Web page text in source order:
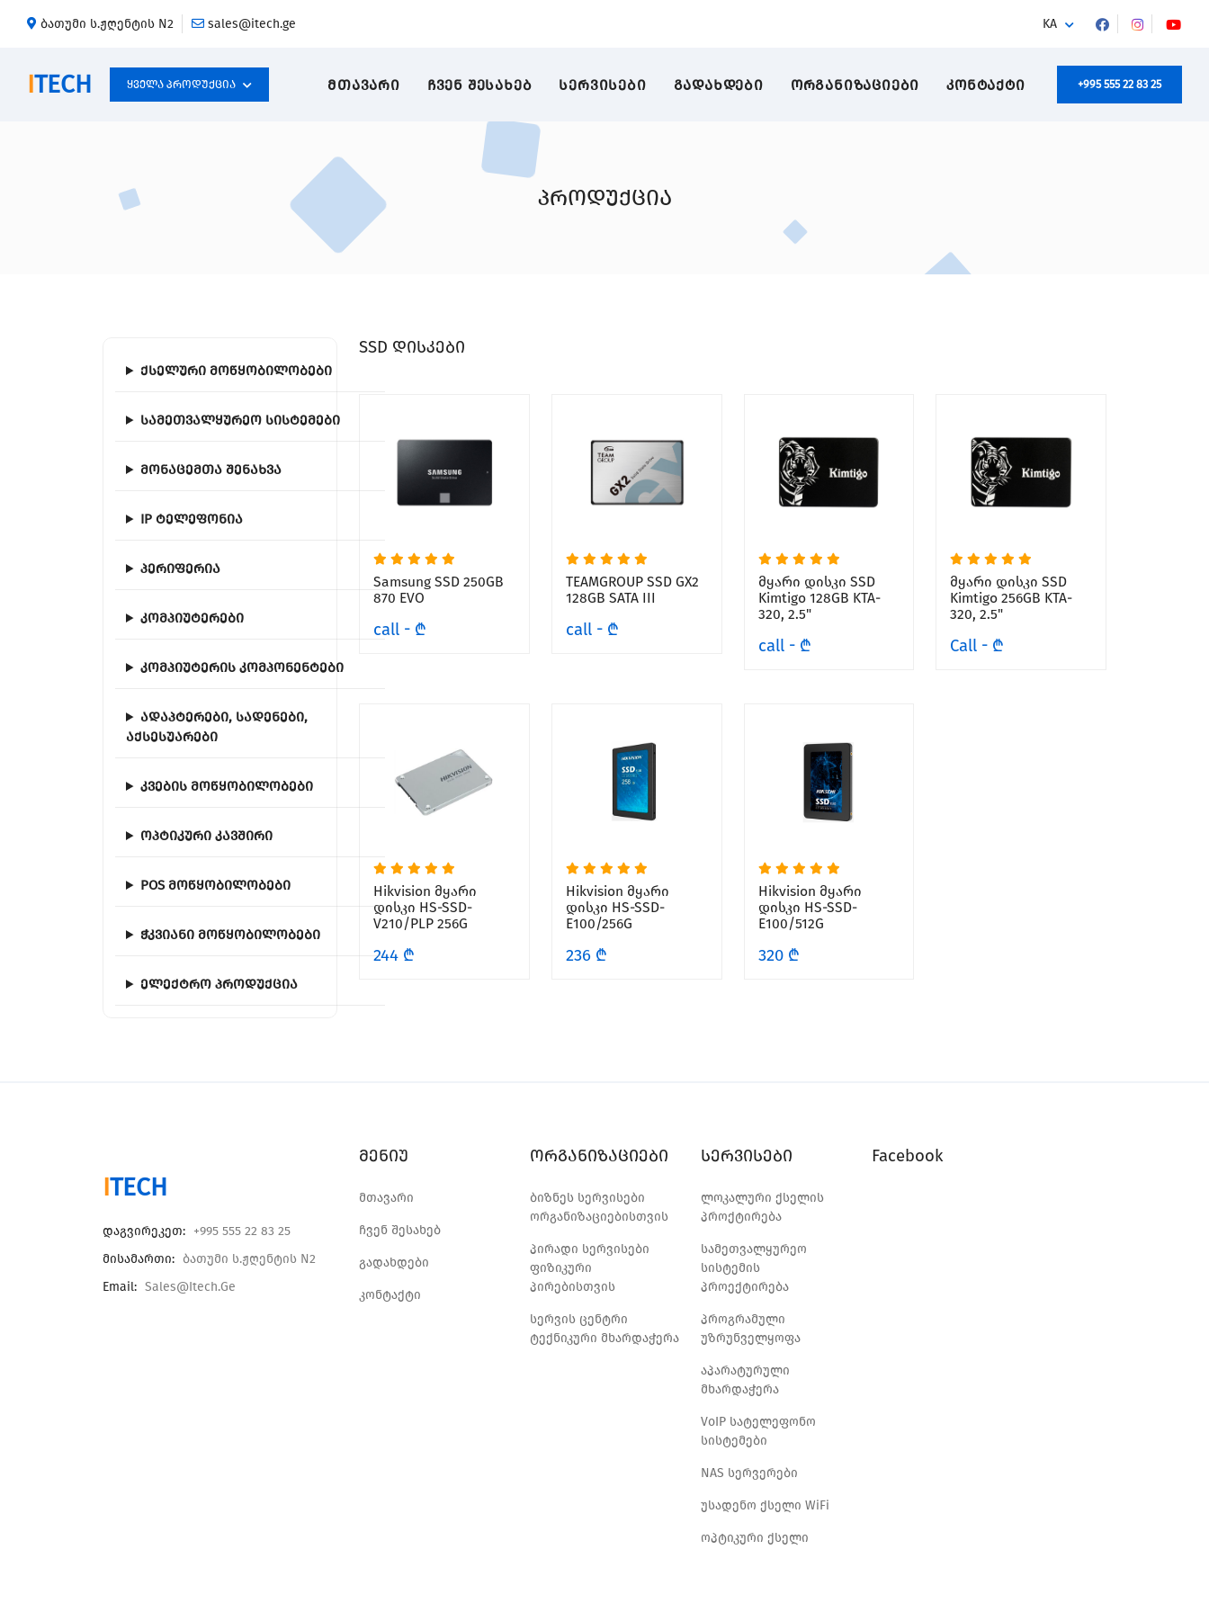
ბათუმი ს.ჟღენტის N2 sales@itech.ge KA
ITECH Ყველა Პროდუქცია ᲛᲗᲐᲕᲐᲠᲘ ᲩᲕᲔᲜ ᲨᲔᲡᲐᲮᲔᲑ ᲡᲔᲠᲕᲘᲡᲔᲑᲘ ᲒᲐᲓᲐᲮᲓᲔᲑᲘ ᲝᲠᲒᲐᲜᲘᲖᲐᲪᲘᲔᲑᲘ ᲙᲝᲜᲢᲐᲥᲢᲘ +995 555 22 83 25
პროდუქცია
ქსელური მოწყობილობები
სამეთვალყურეო სისტემები
მონაცემთა შენახვა
IP ტელეფონია
პერიფერია
კომპიუტერები
კომპიუტერის კომპონენტები
ადაპტერები, სადენები,
აქსესუარები
კვების მოწყობილობები
ოპტიკური კავშირი
POS მოწყობილობები
ჭკვიანი მოწყობილობები
ელექტრო პროდუქცია
SSD დისკები
Samsung SSD 250GB
870 EVO
call - ₾
TEAMGROUP SSD GX2
128GB SATA III
call - ₾
მყარი დისკი SSD
Kimtigo 128GB KTA-
320, 2.5"
call - ₾
მყარი დისკი SSD
Kimtigo 256GB KTA-
320, 2.5"
Call - ₾
Hikvision მყარი
დისკი HS-SSD-
V210/PLP 256G
244 ₾
Hikvision მყარი
დისკი HS-SSD-
E100/256G
236 ₾
Hikvision მყარი
დისკი HS-SSD-
E100/512G
320 ₾
ITECH
Დაგვირეკეთ: +995 555 22 83 25
Მისამართი: Ბათუმი Ს.ჟღენტის N2
Email: Sales@itech.ge
მენიუ
მთავარი
ჩვენ შესახებ
გადახდები
კონტაქტი
ორგანიზაციები
ბიზნეს სერვისები
ორგანიზაციებისთვის
პირადი სერვისები
ფიზიკური
პირებისთვის
სერვის ცენტრი
ტექნიკური მხარდაჭერა
სერვისები
ლოკალური ქსელის
პროქტირება
სამეთვალყურეო
სისტემის
პროექტირება
პროგრამული
უზრუნველყოფა
აპარატურული
მხარდაჭერა
VoIP სატელეფონო
სისტემები
NAS სერვერები
უსადენო ქსელი WiFi
ოპტიკური ქსელი
Facebook